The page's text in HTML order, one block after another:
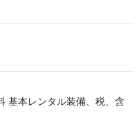
基本レンタル装備、税、含